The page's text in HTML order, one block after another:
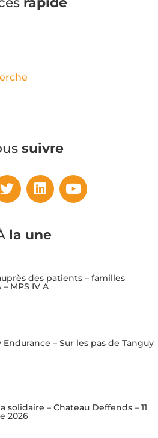
suivre
la une
des patients – familles
MPS IV A
Endurance – Sur les pas de Tanguy
solidaire – Chateau Deffends – 11
2026